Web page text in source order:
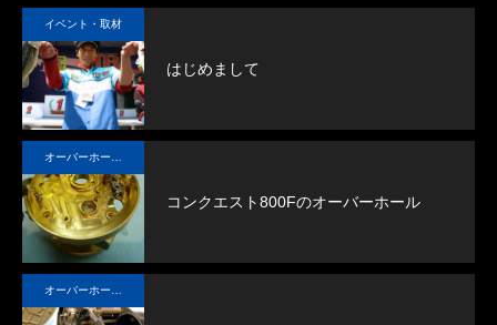
イベント・取材
はじめまして
オーバーホール実例
コンクエスト800Fのオーバーホール
オーバーホール実例